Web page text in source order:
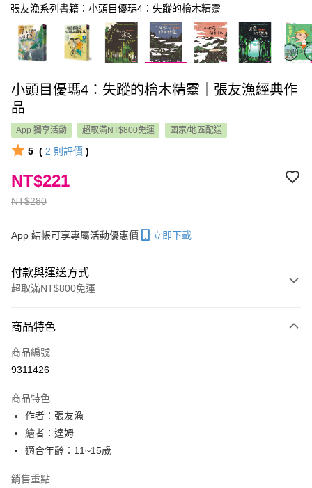
張友漁系列書籍：小頭目優瑪4：失蹤的檜木精靈
小頭目優瑪4：失蹤的檜木精靈｜張友漁經典作
品
App 獨享活動 超取滿NT$800免運 國家/地區配送
5 ( 2 則評價 )
NT$280
NT$221
App 結帳可享專屬活動優惠價 立即下載
付款與運送方式
超取滿NT$800免運
信用卡一次付款
LINE Pay
大哥付你分期
相關說明
【大哥付你分期使用說明】
1.本服務由台灣大哥大提供，台灣大哥大用戶可立即使用無須另外申請。
流程，驗證手機門號後，選擇欲分期的期數、繳款截止日，確認付款後即完
AFTEE先享後付
相關說明
商品特色
商品編號
9311426
商品特色
作者：張友漁
繪者：達姆
適合年齡：11~15歲
銷售重點